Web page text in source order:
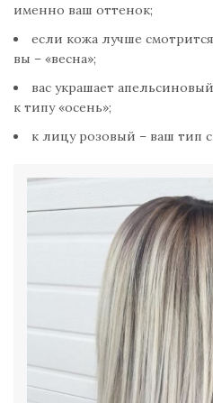
именно ваш оттенок;
если кожа лучше
вы – «весна»;
вас украшает
к типу «осень»;
к лицу розовый – ваш тип